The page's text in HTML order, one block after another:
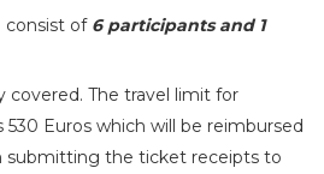
consist of 6 participants and 1
covered. The travel limit for
Euros which will be reimbursed
submitting the ticket receipts to